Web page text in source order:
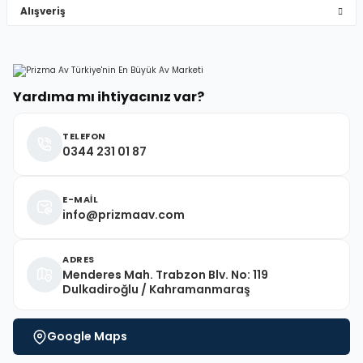
Yardıma mı ihtiyacınız var?
TELEFON
0344 231 01 87
E-MAİL
info@prizmaav.com
ADRES
Menderes Mah. Trabzon Blv. No: 119
Dulkadiroğlu / Kahramanmaraş
Google Maps
Alışveriş